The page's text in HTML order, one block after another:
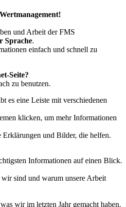
und Arbeit der FMS
Sprache.
einfach und schnell zu
Seite?
zu benutzen.
es eine Leiste mit verschiedenen
klicken, um mehr Informationen
Erklärungen und Bilder, die helfen.
Informationen auf einen Blick.
sind und warum unsere Arbeit
wir im letzten Jahr gemacht haben.